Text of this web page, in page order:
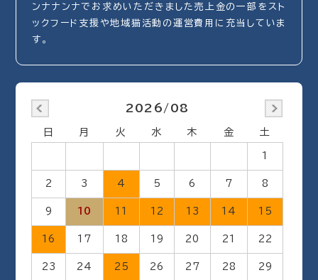
ンナナンナでお求めいただきました売上金の一部をスト
ックフード支援や地域猫活動の運営費用に充当していま
す。
2026/08
日 月 火 水 木 金 土
1
2 3 4 5 6 7 8
9 10 11 12 13 14 15
16 17 18 19 20 21 22
23 24 25 26 27 28 29